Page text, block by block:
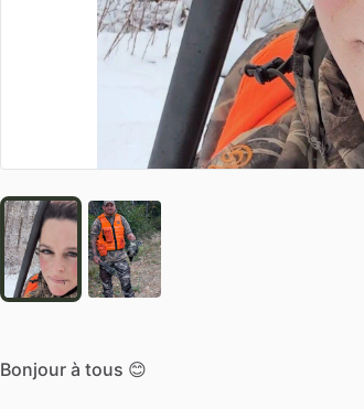
Bonjour à tous 😊